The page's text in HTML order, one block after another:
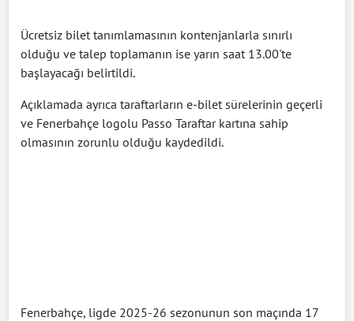
Ücretsiz bilet tanımlamasının kontenjanlarla sınırlı
olduğu ve talep toplamanın ise yarın saat 13.00'te
başlayacağı belirtildi.
Açıklamada ayrıca taraftarların e-bilet sürelerinin geçerli
ve Fenerbahçe logolu Passo Taraftar kartına sahip
olmasının zorunlu olduğu kaydedildi.
Fenerbahçe, ligde 2025-26 sezonunun son maçında 17